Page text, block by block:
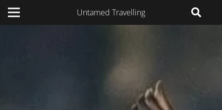
Untamed Travelling